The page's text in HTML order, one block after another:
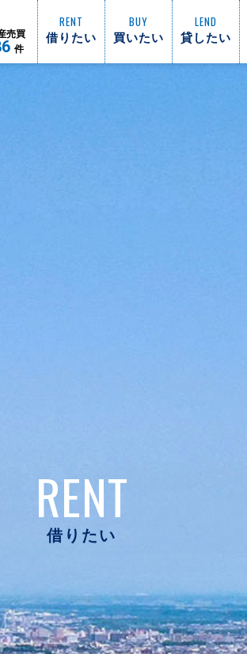
売買
件
RENT
借りたい
BUY
買いたい
LEND
貸したい
RENT
借りたい